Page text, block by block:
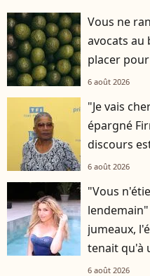
Vous ne
avocats au
placer
6 août 2026
"Je vais
épargné
discours
6 août 2026
"Vous
lendemain"
jumeaux,
tenait qu'à
6 août 2026